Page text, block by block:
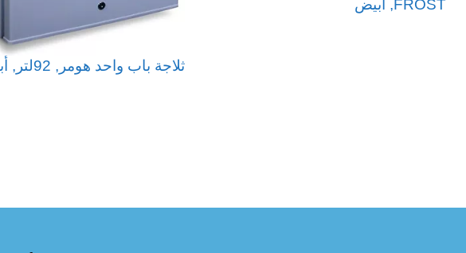
FROST, أبيض
ثلاجة باب واحد هومر, 92لتر, أبيض